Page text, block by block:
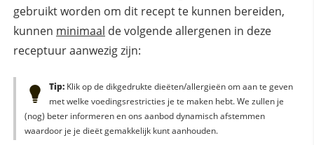
gebruikt worden om dit recept te kunnen bereiden,
kunnen minimaal de volgende allergenen in deze
receptuur aanwezig zijn:
Tip:Klik op de dikgedrukte dieëten/allergieën om aan te geven
met welke voedingsrestricties je te maken hebt. We zullen je
(nog) beter informeren en ons aanbod dynamisch afstemmen
waardoor je je dieët gemakkelijk kunt aanhouden.